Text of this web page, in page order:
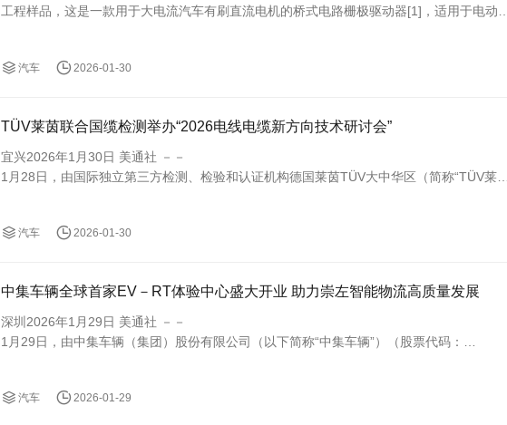
工程样品，这是一款用于大电流汽车有刷直流电机的桥式电路栅极驱动器[1]，适用于电动
汽车 2026-01-30
TÜV莱茵联合国缆检测举办“2026电线电缆新方向技术研讨会”
宜兴2026年1月30日 美通社 －－
1月28日，由国际独立第三方检测、检验和认证机构德国莱茵TÜV大中华区（简称“TÜV莱
汽车 2026-01-30
中集车辆全球首家EV－RT体验中心盛大开业 助力崇左智能物流高质量发展
深圳2026年1月29日 美通社 －－
1月29日，由中集车辆（集团）股份有限公司（以下简称“中集车辆”）（股票代码：
汽车 2026-01-29